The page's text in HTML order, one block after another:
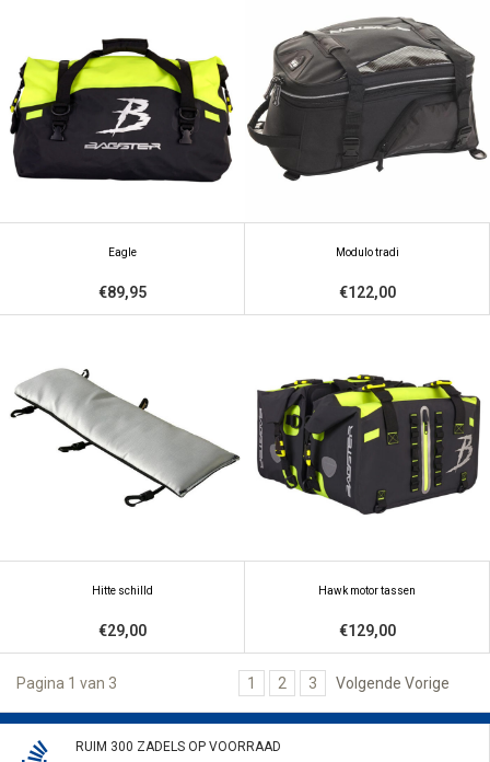
Eagle
€89,95
Modulo tradi
€122,00
Hitte schilld
€29,00
Hawk motor tassen
€129,00
Pagina 1 van 3 1 2 3 Volgende Vorige
RUIM 300 ZADELS OP VOORRAAD